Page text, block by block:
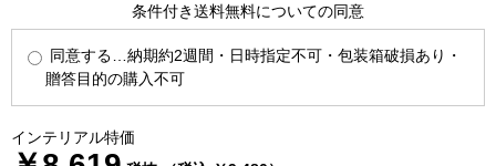
条件付き送料無料についての同意
同意する…納期約2週間・日時指定不可・包装箱破損あり・
贈答目的の購入不可
インテリアル特価